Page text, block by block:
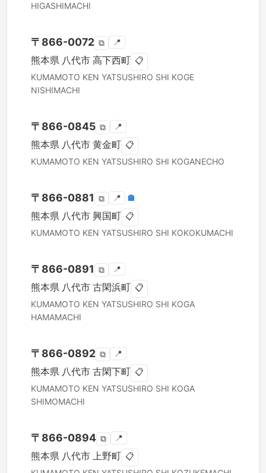
HIGASHIMACHI
〒 866-0072 ⧉ 📍
熊本県 八代市 高下西町 📋
KUMAMOTO KEN YATSUSHIRO SHI KOGE
NISHIMACHI
〒 866-0845 ⧉ 📍
熊本県 八代市 黄金町 📋
KUMAMOTO KEN YATSUSHIRO SHI KOGANECHO
〒 866-0881 ⧉ 📍 🏣
熊本県 八代市 興国町 📋
KUMAMOTO KEN YATSUSHIRO SHI KOKOKUMACHI
〒 866-0891 ⧉ 📍
熊本県 八代市 古閑浜町 📋
KUMAMOTO KEN YATSUSHIRO SHI KOGA
HAMAMACHI
〒 866-0892 ⧉ 📍
熊本県 八代市 古閑下町 📋
KUMAMOTO KEN YATSUSHIRO SHI KOGA
SHIMOMACHI
〒 866-0894 ⧉ 📍
熊本県 八代市 上野町 📋